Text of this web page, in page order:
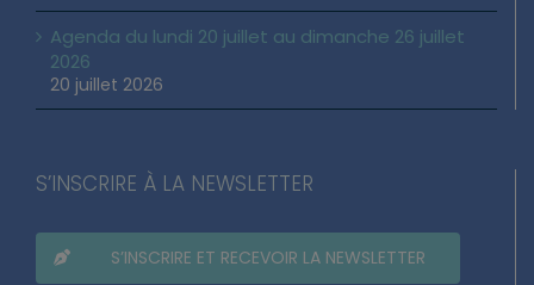
Agenda du lundi 20 juillet au dimanche 26 juillet
2026
20 juillet 2026
S’INSCRIRE À LA NEWSLETTER
S’INSCRIRE ET RECEVOIR LA NEWSLETTER